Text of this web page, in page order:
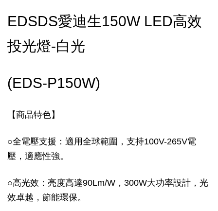
EDSDS愛迪生150W LED高效
投光燈-白光
(EDS-P150W)
【商品特色】
○全電壓支援：適用全球範圍，支持100V-265V電
壓，適應性強。
○高光效：亮度高達90Lm/W，300W大功率設計，光
效卓越，節能環保。